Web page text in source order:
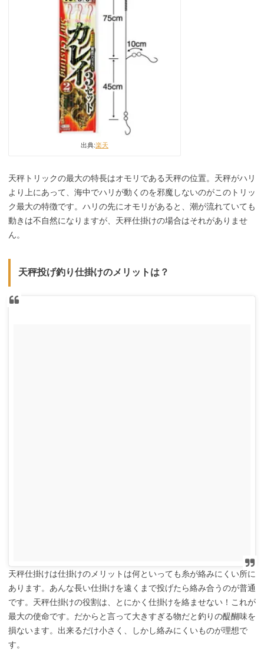
出典:楽天
天秤トリックの最大の特長はオモリである天秤の位置。天秤がハリ
より上にあって、海中でハリが動くのを邪魔しないのがこのトリッ
ク最大の特徴です。ハリの先にオモリがあると、潮が流れていても
動きは不自然になりますが、天秤仕掛けの場合はそれがありませ
ん。
天秤投げ釣り仕掛けのメリットは？
天秤仕掛けは仕掛けのメリットは何といっても糸が絡みにくい所に
あります。あんな長い仕掛けを遠くまで投げたら絡み合うのが普通
です。天秤仕掛けの役割は、とにかく仕掛けを絡ませない！これが
最大の使命です。だからと言って大きすぎる物だと釣りの醍醐味を
損ないます。出来るだけ小さく、しかし絡みにくいものが理想で
す。